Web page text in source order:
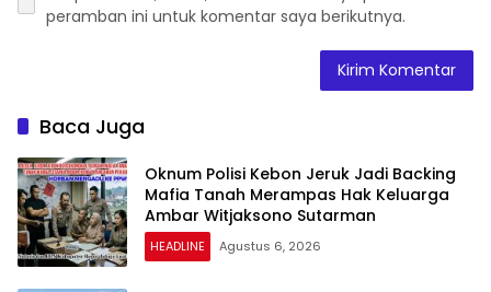
peramban ini untuk komentar saya berikutnya.
Baca Juga
Oknum Polisi Kebon Jeruk Jadi Backing
Mafia Tanah Merampas Hak Keluarga
Ambar Witjaksono Sutarman
HEADLINE Agustus 6, 2026